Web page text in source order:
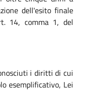
dell'esito finale
14, comma 1, del
i diritti di cui
esemplificativo, Lei